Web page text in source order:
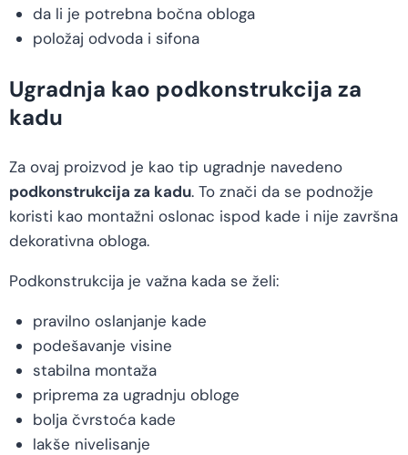
da li je potrebna bočna obloga
položaj odvoda i sifona
Ugradnja kao podkonstrukcija za
kadu
Za ovaj proizvod je kao tip ugradnje navedeno
podkonstrukcija za kadu. To znači da se podnožje
koristi kao montažni oslonac ispod kade i nije završna
dekorativna obloga.
Podkonstrukcija je važna kada se želi:
pravilno oslanjanje kade
podešavanje visine
stabilna montaža
priprema za ugradnju obloge
bolja čvrstoća kade
lakše nivelisanje